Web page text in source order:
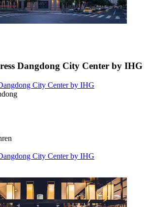
Dangdong City Center by IHG
City Center by IHG
City Center by IHG